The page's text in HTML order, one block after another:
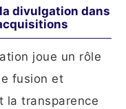
divulgation dans
joue un rôle
fusion et
la transparence